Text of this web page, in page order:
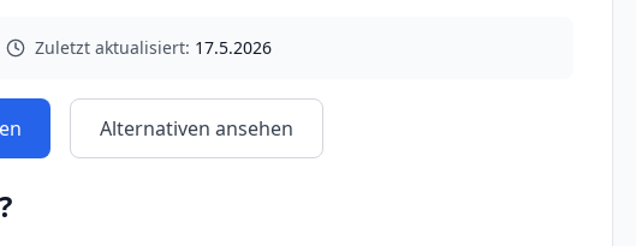
Zuletzt aktualisiert: 17.5.2026
Alternativen ansehen
?